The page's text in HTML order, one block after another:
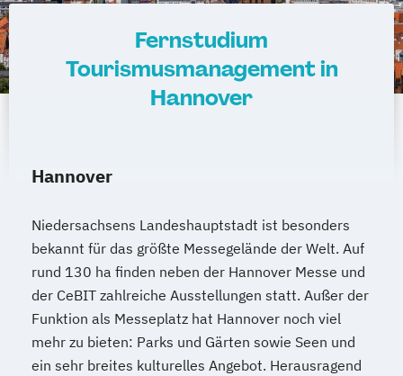
Fernstudium
Tourismusmanagement in
Hannover
Hannover
Niedersachsens Landeshauptstadt ist besonders
bekannt für das größte Messegelände der Welt. Auf
rund 130 ha finden neben der Hannover Messe und
der CeBIT zahlreiche Ausstellungen statt. Außer der
Funktion als Messeplatz hat Hannover noch viel
mehr zu bieten: Parks und Gärten sowie Seen und
ein sehr breites kulturelles Angebot. Herausragend